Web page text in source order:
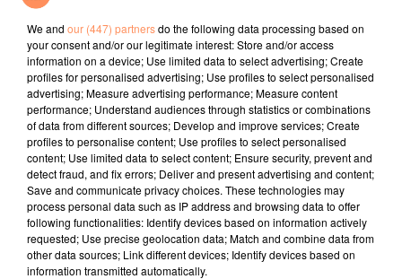
Superstar
l'horoscope
Bélier Taureau Gémeaux
We and our (447) partnersdo the following data processing based on
your consent and/or our legitimate interest: Store and/or access
information on a device; Use limited data to select advertising; Create
profiles for personalised advertising; Use profiles to select personalised
advertising; Measure advertising performance; Measure content
performance; Understand audiences through statistics or combinations
of data from different sources; Develop and improve services; Create
profiles to personalise content; Use profiles to select personalised
content; Use limited data to select content; Ensure security, prevent and
detect fraud, and fix errors; Deliver and present advertising and content;
Save and communicate privacy choices. These technologies may
process personal data such as IP address and browsing data to offer
following functionalities: Identify devices based on information actively
requested; Use precise geolocation data; Match and combine data from
other data sources; Link different devices; Identify devices based on
information transmitted automatically.